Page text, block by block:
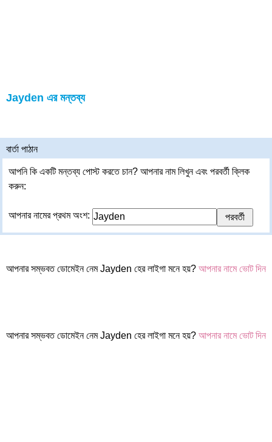
Jayden এর মন্তব্য
বার্তা পাঠান
আপনি কি একটি মন্তব্য পোস্ট করতে চান? আপনার নাম লিখুন এবং পরবর্তী ক্লিক
করুন:
আপনার নামের প্রথম অংশ:
আপনার সম্ভবত ডোমেইন নেম Jayden হের লাইগা মনে হয়? আপনার নামে ভোট দিন
আপনার সম্ভবত ডোমেইন নেম Jayden হের লাইগা মনে হয়? আপনার নামে ভোট দিন